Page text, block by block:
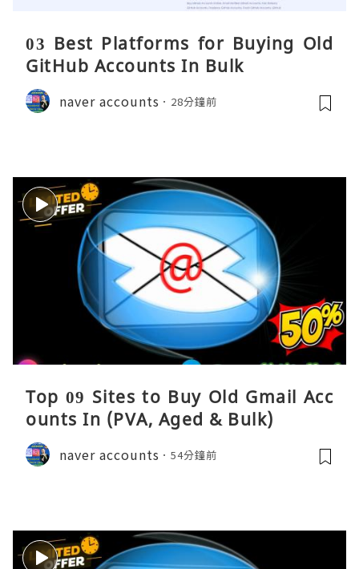
03 Best Platforms for Buying Old
GitHub Accounts In Bulk
naver accounts 28分鐘前
Top 09 Sites to Buy Old Gmail Acc
ounts In (PVA, Aged & Bulk)
naver accounts 54分鐘前